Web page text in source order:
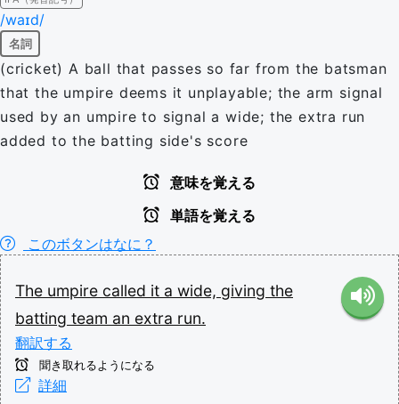
/waɪd/
名詞
(cricket) A ball that passes so far from the batsman
that the umpire deems it unplayable; the arm signal
used by an umpire to signal a wide; the extra run
added to the batting side's score
意味を覚える
単語を覚える
このボタンはなに？
The umpire called it a wide, giving the
batting team an extra run.
翻訳する
聞き取れるようになる
詳細